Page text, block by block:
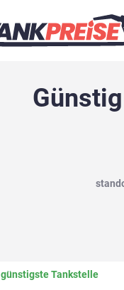
günstigste Tankstelle